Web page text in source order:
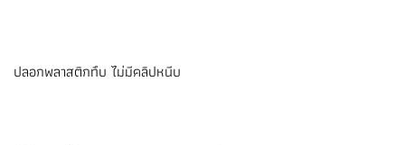
ปลอกพลาสติกทึบ ไม่มีคลิปหนีบ